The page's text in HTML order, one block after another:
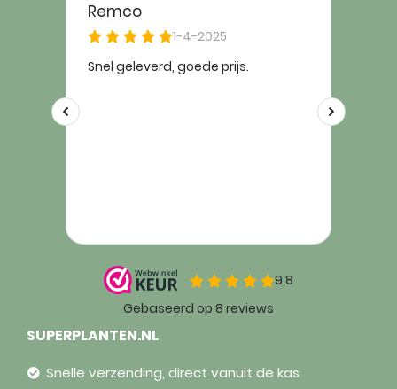
SUPERPLANTEN.NL
Snelle verzending, direct vanuit de kas